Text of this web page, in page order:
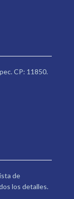
CP: 11850.
de
los detalles.